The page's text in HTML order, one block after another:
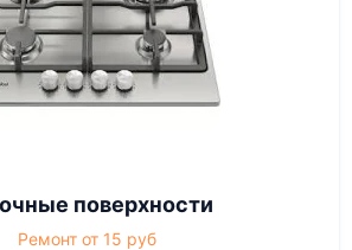
поверхности
Ремонт от 15 руб